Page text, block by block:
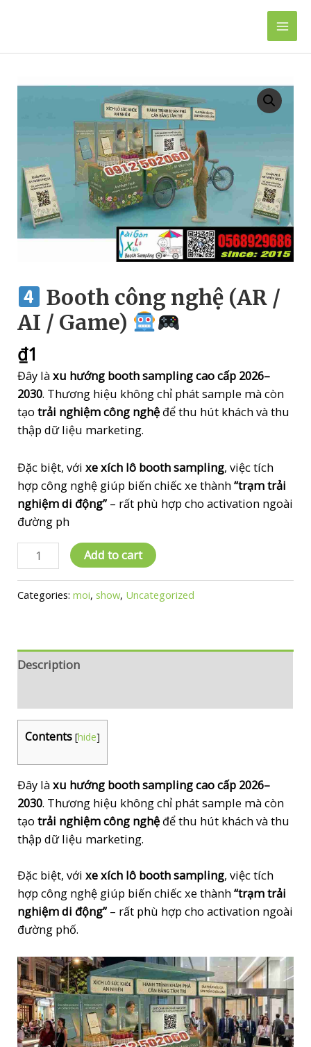
Main
Booth công nghệ (AR /
AI / Game)
₫1
Đây làxu hướng booth sampling cao cấp 2026–
2030. Thương hiệu không chỉ phát sample mà còn
tạotrải nghiệm công nghệ để thu hút khách và thu
thập dữ liệu marketing.
Đặc biệt, vớixe xích lô booth sampling, việc tích
hợp công nghệ giúp biến chiếc xe thành“trạm trải
nghiệm di động” – rất phù hợp cho activation ngoài
đường ph
Booth
nghệ
AI
Add to cart
Categories:moi, show, Uncategorized
Description
Contents [hide]
Đây làxu hướng booth sampling cao cấp 2026–
2030. Thương hiệu không chỉ phát sample mà còn
tạotrải nghiệm công nghệ để thu hút khách và thu
thập dữ liệu marketing.
Đặc biệt, vớixe xích lô booth sampling, việc tích
hợp công nghệ giúp biến chiếc xe thành“trạm trải
nghiệm di động” – rất phù hợp cho activation ngoài
đường phố.